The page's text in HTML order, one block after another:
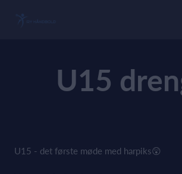
U15
U15 - det første møde med harpiks😲